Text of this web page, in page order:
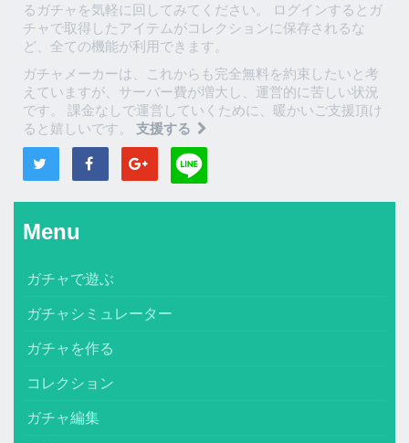
るガチャを気軽に回してみてください。 ログインするとガ
チャで取得したアイテムがコレクションに保存されるな
ど、全ての機能が利用できます。
ガチャメーカーは、これからも完全無料を約束したいと考
えていますが、サーバー費が増大し、運営的に苦しい状況
です。 課金なしで運営していくために、暖かいご支援頂け
ると嬉しいです。 支援する
Menu
ガチャで遊ぶ
ガチャシミュレーター
ガチャを作る
コレクション
ガチャ編集